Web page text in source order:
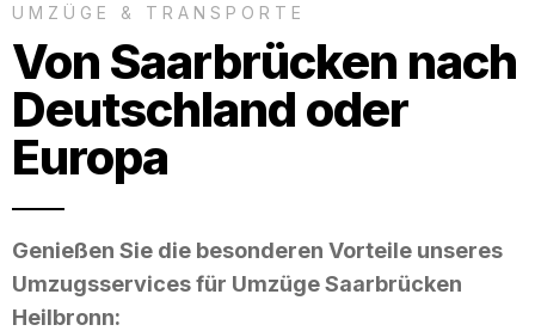
UMZÜGE & TRANSPORTE
Von Saarbrücken nach
Deutschland oder
Europa
Genießen Sie die besonderen Vorteile unseres
Umzugsservices für Umzüge Saarbrücken
Heilbronn: